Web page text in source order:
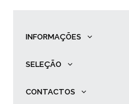
INFORMAÇÕES
SELEÇÃO
CONTACTOS